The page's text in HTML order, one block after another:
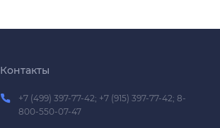
Контакты
+7 (499) 397-77-42; +7 (915) 397-77-42; 8-
800-550-07-47